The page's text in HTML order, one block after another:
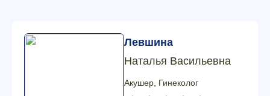
Левшина
Наталья Васильевна
Акушер, Гинеколог